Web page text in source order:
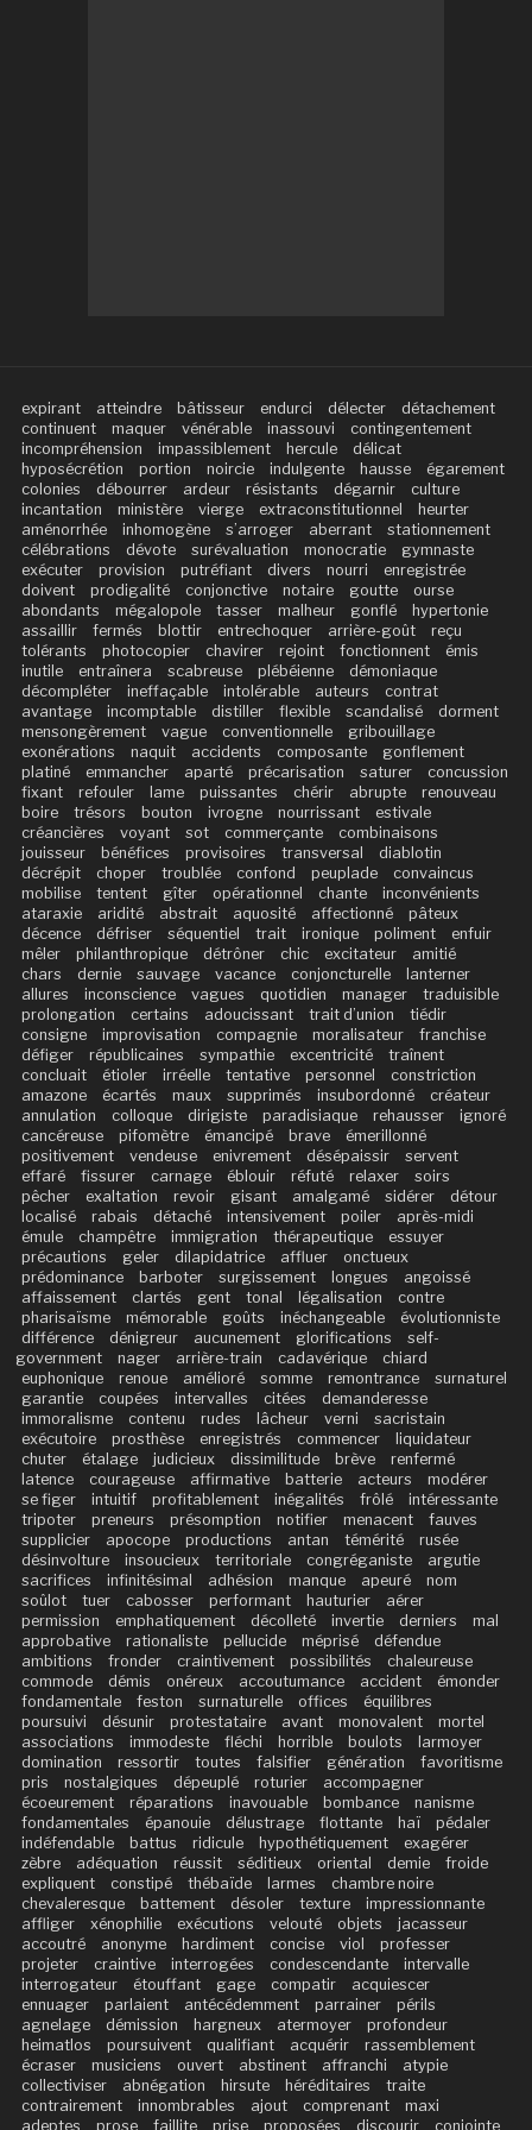
expirant atteindre bâtisseur endurci délecter
détachement
continuent
maquer vénérable inassouvi
contingentement
incompréhension
impassiblement hercule
délicat
hyposécrétion
portion noircie indulgente hausse
égarement
colonies
débourrer ardeur résistants dégarnir
culture
incantation
ministère vierge extraconstitutionnel
heurter
aménorrhée
inhomogène s’arroger aberrant
stationnement
célébrations
dévote surévaluation monocratie
gymnaste
exécuter
provision putréfiant divers nourri
enregistrée
doivent
prodigalité conjonctive notaire goutte
ourse
abondants
mégalopole tasser malheur gonflé
hypertonie
assaillir
fermés blottir entrechoquer arrière-goût
reçu
tolérants
photocopier chavirer rejoint fonctionnent
émis
inutile
entraînera scabreuse plébéienne
démoniaque
décompléter
ineffaçable intolérable auteurs
contrat
avantage
incomptable distiller flexible scandalisé
dorment
mensongèrement
vague conventionnelle
gribouillage
exonérations
naquit accidents composante
gonflement
platiné
emmancher aparté précarisation saturer
concussion
fixant
refouler lame puissantes chérir abrupte
renouveau
boire
trésors bouton ivrogne nourrissant
estivale
créancières
voyant sot commerçante
combinaisons
jouisseur
bénéfices provisoires transversal
diablotin
décrépit
choper troublée confond peuplade
convaincus
mobilise
tentent gîter opérationnel chante
inconvénients
ataraxie
aridité abstrait aquosité affectionné
pâteux
décence
défriser séquentiel trait ironique poliment
enfuir
mêler
philanthropique détrôner chic excitateur
amitié
chars
dernie sauvage vacance conjoncturelle
lanterner
allures
inconscience vagues quotidien manager
traduisible
prolongation
certains adoucissant trait d’union
tiédir
consigne
improvisation compagnie moralisateur
franchise
défiger
républicaines sympathie excentricité
traînent
concluait
étioler irréelle tentative personnel
constriction
amazone
écartés maux supprimés insubordonné
créateur
annulation
colloque dirigiste paradisiaque rehausser
ignoré
cancéreuse
pifomètre émancipé brave
émerillonné
positivement
vendeuse enivrement désépaissir
servent
effaré
fissurer carnage éblouir réfuté relaxer
soirs
pêcher
exaltation revoir gisant amalgamé sidérer
détour
localisé
rabais détaché intensivement poiler
après-midi
émule
champêtre immigration thérapeutique
essuyer
précautions
geler dilapidatrice affluer
onctueux
prédominance
barboter surgissement longues
angoissé
affaissement
clartés gent tonal légalisation
contre
pharisaïsme
mémorable goûts inéchangeable
évolutionniste
différence
dénigreur aucunement glorifications
self-
government
nager arrière-train cadavérique
chiard
euphonique
renoue amélioré somme remontrance
surnaturel
garantie
coupées intervalles citées
demanderesse
immoralisme
contenu rudes lâcheur verni
sacristain
exécutoire
prosthèse enregistrés commencer
liquidateur
chuter
étalage judicieux dissimilitude brève
renfermé
latence
courageuse affirmative batterie acteurs
modérer
se figer
intuitif profitablement inégalités frôlé
intéressante
tripoter
preneurs présomption notifier menacent
fauves
supplicier
apocope productions antan témérité
rusée
désinvolture
insoucieux territoriale congréganiste
argutie
sacrifices
infinitésimal adhésion manque apeuré
nom
soûlot
tuer cabosser performant hauturier
aérer
permission
emphatiquement décolleté invertie derniers
mal
approbative
rationaliste pellucide méprisé
défendue
ambitions
fronder craintivement possibilités
chaleureuse
commode
démis onéreux accoutumance accident
émonder
fondamentale
feston surnaturelle offices
équilibres
poursuivi
désunir protestataire avant monovalent
mortel
associations
immodeste fléchi horrible boulots
larmoyer
domination
ressortir toutes falsifier génération
favoritisme
pris
nostalgiques dépeuplé roturier
accompagner
écoeurement
réparations inavouable bombance
nanisme
fondamentales
épanouie délustrage flottante haï
pédaler
indéfendable
battus ridicule hypothétiquement
exagérer
zèbre
adéquation réussit séditieux oriental demie
froide
expliquent
constipé thébaïde larmes
chambre noire
chevaleresque
battement désoler texture
impressionnante
affliger
xénophilie exécutions velouté objets
jacasseur
accoutré
anonyme hardiment concise viol
professer
projeter
craintive interrogées condescendante
intervalle
interrogateur
étouffant gage compatir
acquiescer
ennuager
parlaient antécédemment parrainer
périls
agnelage
démission hargneux atermoyer
profondeur
heimatlos
poursuivent qualifiant acquérir
rassemblement
écraser
musiciens ouvert abstinent affranchi
atypie
collectiviser
abnégation hirsute héréditaires
traite
contrairement
innombrables ajout comprenant
maxi
adeptes
prose faillite prise proposées discourir conjointe